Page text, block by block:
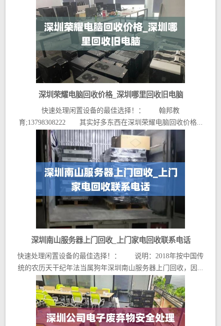
深圳荣耀电脑回收价格_深圳哪里回收旧电脑
快速处理闲置设备的最佳选择！： 翰邦教
育;13798308222 其实好多东西在深圳荣耀电脑回收价格...
深圳南山服务器上门回收_上门家电回收联系电话
快速处理闲置设备的最佳选择！： 说明：2018年按中国传
统的农历天干纪年法当属狗年深圳南山服务器上门回收，因...